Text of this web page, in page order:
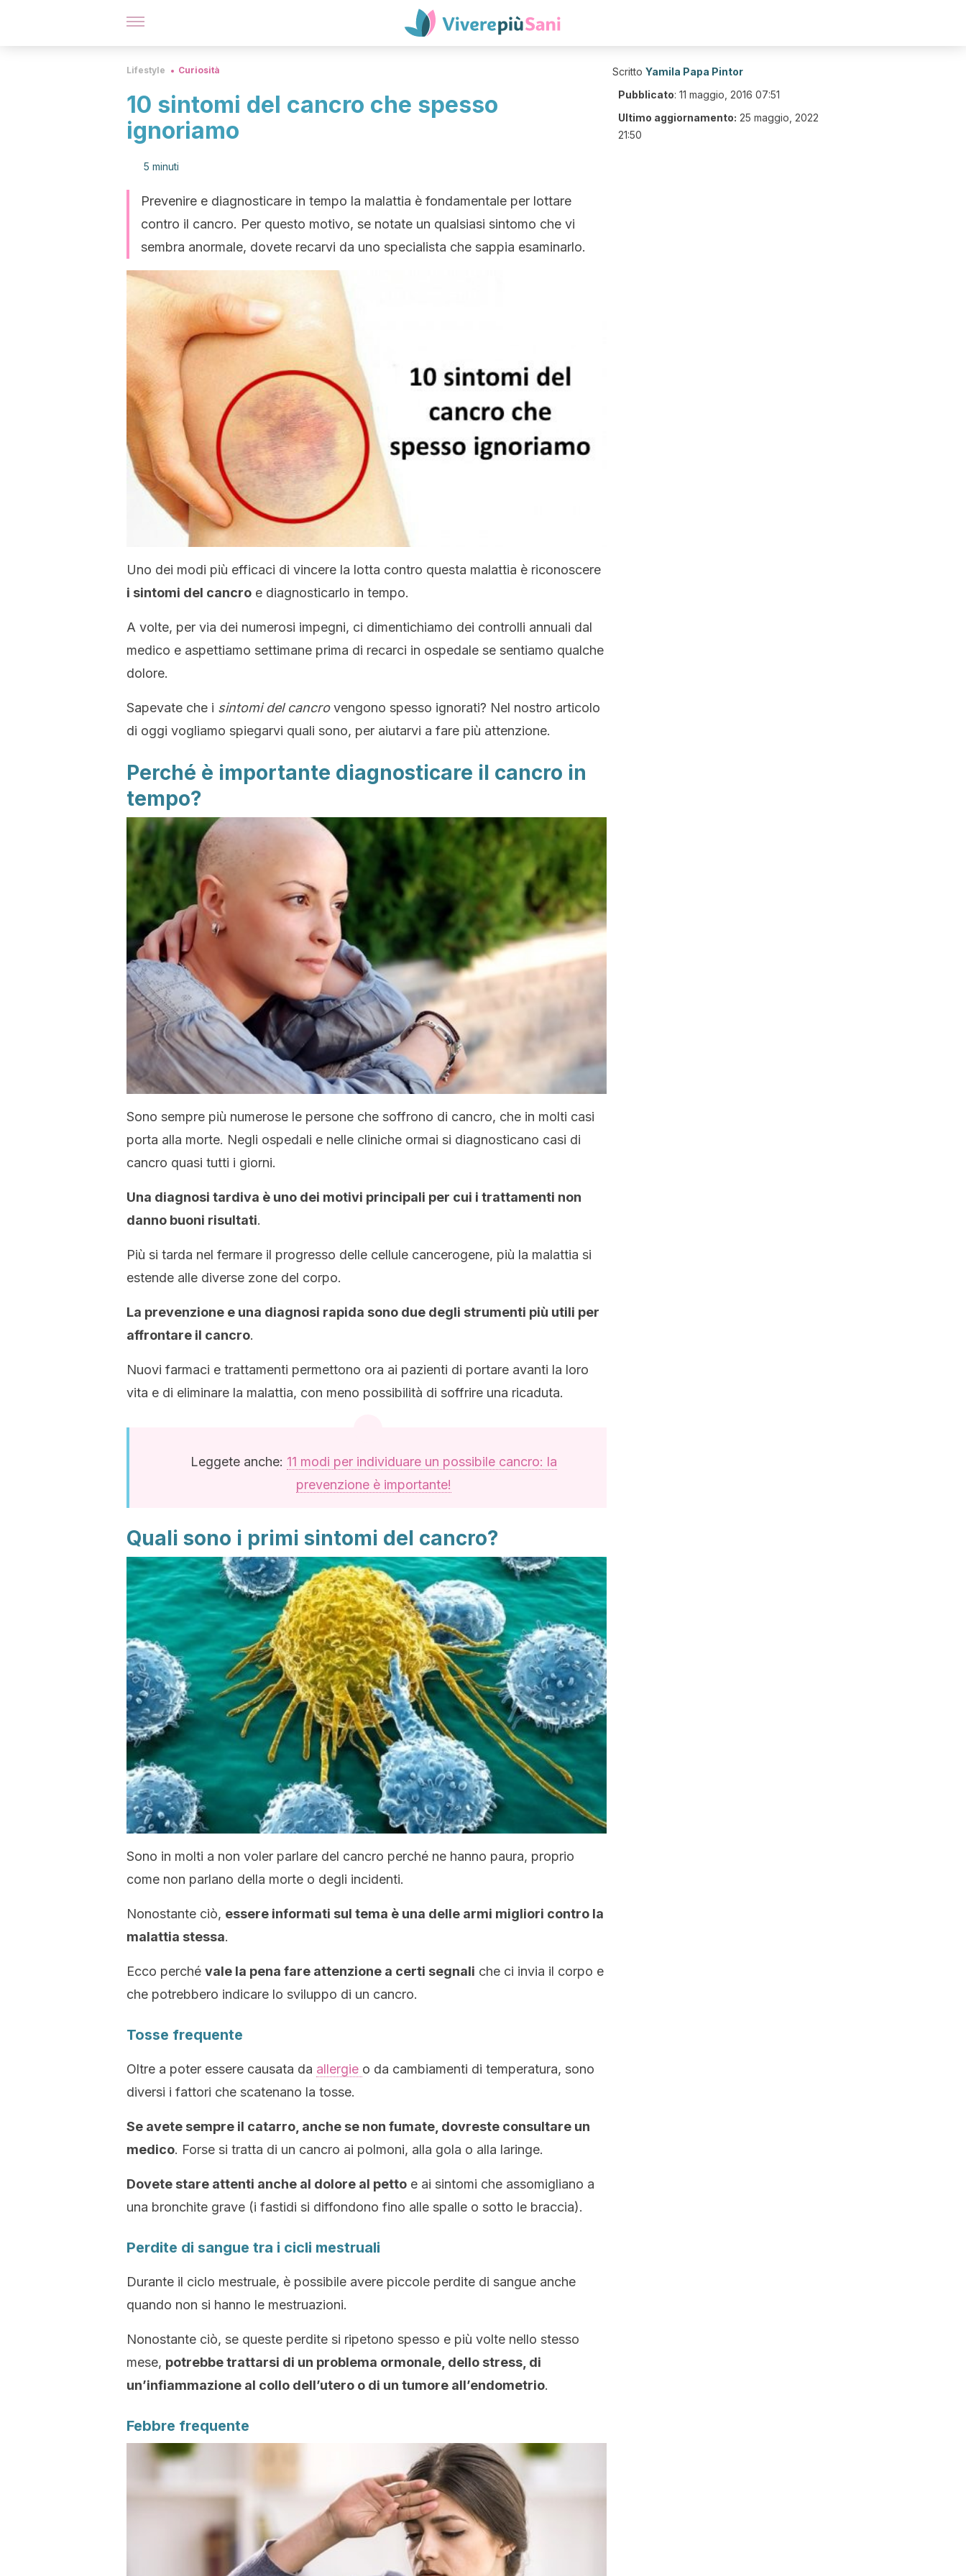
Lifestyle Curiosità
10 sintomi del cancro che spesso
ignoriamo
5 minuti
Prevenire e diagnosticare in tempo la malattia è fondamentale per lottare
contro il cancro. Per questo motivo, se notate un qualsiasi sintomo che vi
sembra anormale, dovete recarvi da uno specialista che sappia esaminarlo.
Uno dei modi più efficaci di vincere la lotta contro questa malattia è riconoscere
i sintomi del cancro e diagnosticarlo in tempo.
A volte, per via dei numerosi impegni, ci dimentichiamo dei controlli annuali dal
medico e aspettiamo settimane prima di recarci in ospedale se sentiamo qualche
dolore.
Sapevate che i sintomi del cancrovengono spesso ignorati? Nel nostro articolo
di oggi vogliamo spiegarvi quali sono, per aiutarvi a fare più attenzione.
Perché è importante diagnosticare il cancro in
tempo?
Sono sempre più numerose le persone che soffrono di cancro, che in molti casi
porta alla morte. Negli ospedali e nelle cliniche ormai si diagnosticano casi di
cancro quasi tutti i giorni.
Una diagnosi tardiva è uno dei motivi principali per cui i trattamenti non
danno buoni risultati.
Più si tarda nel fermare il progresso delle cellule cancerogene, più la malattia si
estende alle diverse zone del corpo.
La prevenzione e una diagnosi rapida sono due degli strumenti più utili per
affrontare il cancro.
Nuovi farmaci e trattamenti permettono ora ai pazienti di portare avanti la loro
vita e di eliminare la malattia, con meno possibilità di soffrire una ricaduta.
Leggete anche: 11 modi per individuare un possibile cancro: la
prevenzione è importante!
Quali sono i primi sintomi del cancro?
Sono in molti a non voler parlare del cancro perché ne hanno paura, proprio
come non parlano della morte o degli incidenti.
Nonostante ciò, essere informati sul tema è una delle armi migliori contro la
malattia stessa.
Ecco perché vale la pena fare attenzione a certi segnali che ci invia il corpo e
che potrebbero indicare lo sviluppo di un cancro.
Tosse frequente
Oltre a poter essere causata da allergie o da cambiamenti di temperatura, sono
diversi i fattori che scatenano la tosse.
Se avete sempre il catarro, anche se non fumate, dovreste consultare un
medico. Forse si tratta di un cancro ai polmoni, alla gola o alla laringe.
Dovete stare attenti anche al dolore al petto e ai sintomi che assomigliano a
una bronchite grave (i fastidi si diffondono fino alle spalle o sotto le braccia).
Perdite di sangue tra i cicli mestruali
Durante il ciclo mestruale, è possibile avere piccole perdite di sangue anche
quando non si hanno le mestruazioni.
Nonostante ciò, se queste perdite si ripetono spesso e più volte nello stesso
mese, potrebbe trattarsi di un problema ormonale, dello stress, di
un’infiammazione al collo dell’utero o di un tumore all’endometrio.
Febbre frequente
Scritto Yamila Papa Pintor
Pubblicato: 11 maggio, 2016 07:51
Ultimo aggiornamento: 25 maggio, 2022
21:50